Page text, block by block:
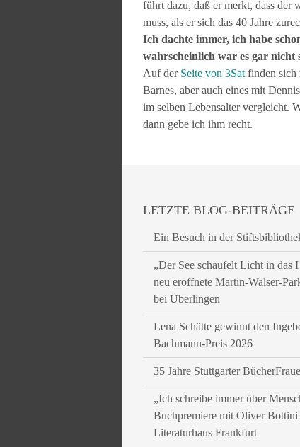
führt dazu, daß er merkt, dass der
muss, als er sich das 40 Jahre
Ich dachte immer, ich habe
wahrscheinlich war es gar nicht
Auf der Seite von 3Sat finden sich
Barnes, aber auch eines mit
im selben Lebensalter vergleicht.
dann gebe ich ihm recht.
LETZTE BLOG-BEITRÄGE
Ein Besuch in der
„Der See schaufelt Licht in das
neu eröffnete Martin-Walser-
bei Überlingen
Lena Schätte gewinnt den
Bachmann-Preis 2026
35 Jahre Stuttgarter
„Ich schreibe immer über
Buchpremiere mit Oliver
Literaturhaus Frankfurt